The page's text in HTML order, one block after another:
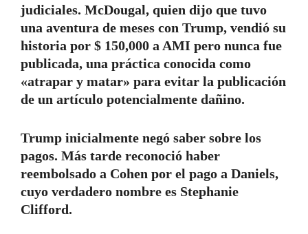
judiciales. McDougal, quien dijo que tuvo
una aventura de meses con Trump, vendió su
historia por $ 150,000 a AMI pero nunca fue
publicada, una práctica conocida como
«atrapar y matar» para evitar la publicación
de un artículo potencialmente dañino.
Trump inicialmente negó saber sobre los
pagos. Más tarde reconoció haber
reembolsado a Cohen por el pago a Daniels,
cuyo verdadero nombre es Stephanie
Clifford.